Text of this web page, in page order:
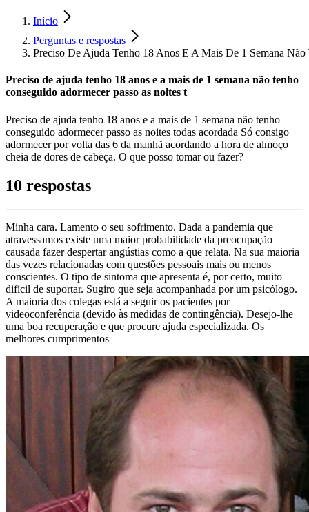
Início
Perguntas e respostas
Preciso De Ajuda Tenho 18 Anos E A Mais De 1 Semana
Preciso de ajuda tenho 18 anos e a mais de 1 semana não tenho
conseguido adormecer passo as noites t
Preciso de ajuda tenho 18 anos e a mais de 1 semana não tenho
conseguido adormecer passo as noites todas acordada Só consigo
adormecer por volta das 6 da manhã acordando a hora de almoço
cheia de dores de cabeça. O que posso tomar ou fazer?
10 respostas
Minha cara. Lamento o seu sofrimento. Dada a pandemia que
atravessamos existe uma maior probabilidade da preocupação
causada fazer despertar angústias como a que relata. Na sua maioria
das vezes relacionadas com questões pessoais mais ou menos
conscientes. O tipo de sintoma que apresenta é, por certo, muito
difícil de suportar. Sugiro que seja acompanhada por um psicólogo.
A maioria dos colegas está a seguir os pacientes por
videoconferência (devido às medidas de contingência). Desejo-lhe
uma boa recuperação e que procure ajuda especializada. Os
melhores cumprimentos